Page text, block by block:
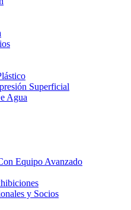
Superficial
Agua
Equipo Avanzado
y Socios